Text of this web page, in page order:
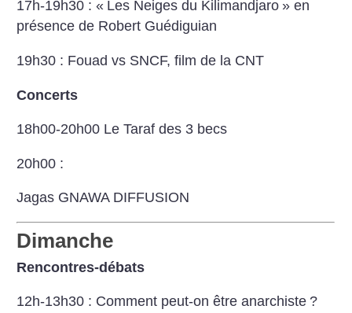
17h-19h30 : « Les Neiges du Kilimandjaro » en
présence de Robert Guédiguian
19h30 : Fouad vs SNCF, film de la CNT
Concerts
18h00-20h00 Le Taraf des 3 becs
20h00 :
Jagas GNAWA DIFFUSION
Dimanche
Rencontres-débats
12h-13h30 : Comment peut-on être anarchiste ?